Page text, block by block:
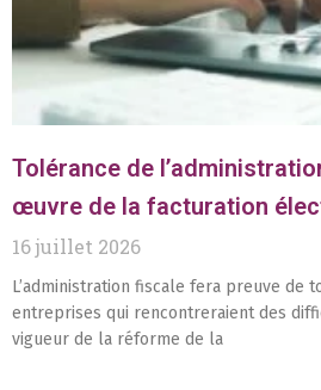
Tolérance de
œuvre de la facturation
16 juillet 2026
L’administration fiscale fera preuve de
entreprises qui rencontreraient des
vigueur de la réforme de la